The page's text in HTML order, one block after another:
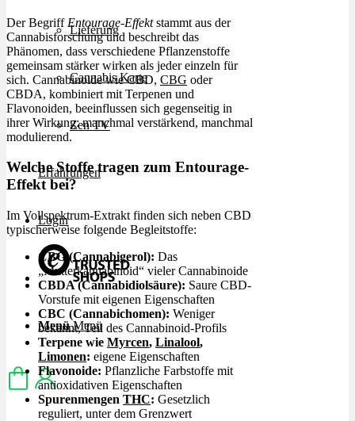
Lieferung
Cannabis Karte
Zen TV
Erfahrungen
Login
Menü Menü
Der Begriff Entourage-Effektstammt aus der
Cannabisforschung und beschreibt das
Phänomen, dass verschiedene Pflanzenstoffe
gemeinsam stärker wirken als jeder einzeln für
sich. Cannabinoide wie CBD, CBG oder
CBDA, kombiniert mit Terpenen und
Flavonoiden, beeinflussen sich gegenseitig in
ihrer Wirkung: manchmal verstärkend, manchmal
modulierend.
Welche Stoffe tragen zum Entourage-
Effekt bei?
Im Vollspektrum-Extrakt finden sich neben CBD
typischerweise folgende Begleitstoffe:
CBG (Cannabigerol): Das
„Mutterkannabinoid“ vieler Cannabinoide
CBDA (Cannabidiolsäure): Saure CBD-
Vorstufe mit eigenen Eigenschaften
CBC (Cannabichomen): Weniger
bekannt, Teil des Cannabinoid-Profils
Terpene wie Myrcen, Linalool,
Limonen: eigene Eigenschaften
Flavonoide: Pflanzliche Farbstoffe mit
antioxidativen Eigenschaften
Spurenmengen THC: Gesetzlich
reguliert, unter dem Grenzwert